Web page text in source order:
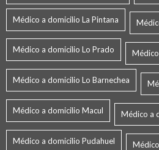
Médico a domicilio La Pintana
Médico a domicilio Lo Prado
Médico a domicilio Lo Barnechea
Médico a domicilio Macul Médico a
Médico a domicilio Pudahuel